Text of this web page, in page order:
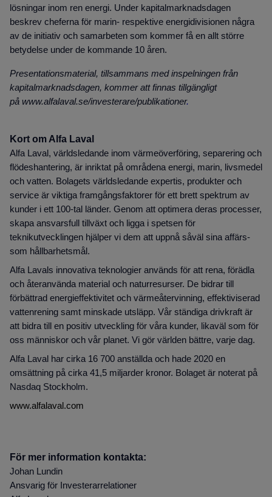
lösningar inom ren energi. Under kapitalmarknadsdagen
beskrev cheferna för marin- respektive energidivisionen några
av de initiativ och samarbeten som kommer få en allt större
betydelse under de kommande 10 åren.
Presentationsmaterial, tillsammans med inspelningen från
kapitalmarknadsdagen, kommer att finnas tillgängligt
på www.alfalaval.se/investerare/publikationer.
Kort om Alfa Laval
Alfa Laval, världsledande inom värmeöverföring, separering och
flödeshantering, är inriktat på områdena energi, marin, livsmedel
och vatten. Bolagets världsledande expertis, produkter och
service är viktiga framgångsfaktorer för ett brett spektrum av
kunder i ett 100-tal länder. Genom att optimera deras processer,
skapa ansvarsfull tillväxt och ligga i spetsen för
teknikutvecklingen hjälper vi dem att uppnå såväl sina affärs-
som hållbarhetsmål.
Alfa Lavals innovativa teknologier används för att rena, förädla
och återanvända material och naturresurser. De bidrar till
förbättrad energieffektivitet och värmeåtervinning, effektiviserad
vattenrening samt minskade utsläpp. Vår ständiga drivkraft är
att bidra till en positiv utveckling för våra kunder, likaväl som för
oss människor och vår planet. Vi gör världen bättre, varje dag.
Alfa Laval har cirka 16 700 anställda och hade 2020 en
omsättning på cirka 41,5 miljarder kronor. Bolaget är noterat på
Nasdaq Stockholm.
www.alfalaval.com
För mer information kontakta:
Johan Lundin
Ansvarig för Investerarrelationer